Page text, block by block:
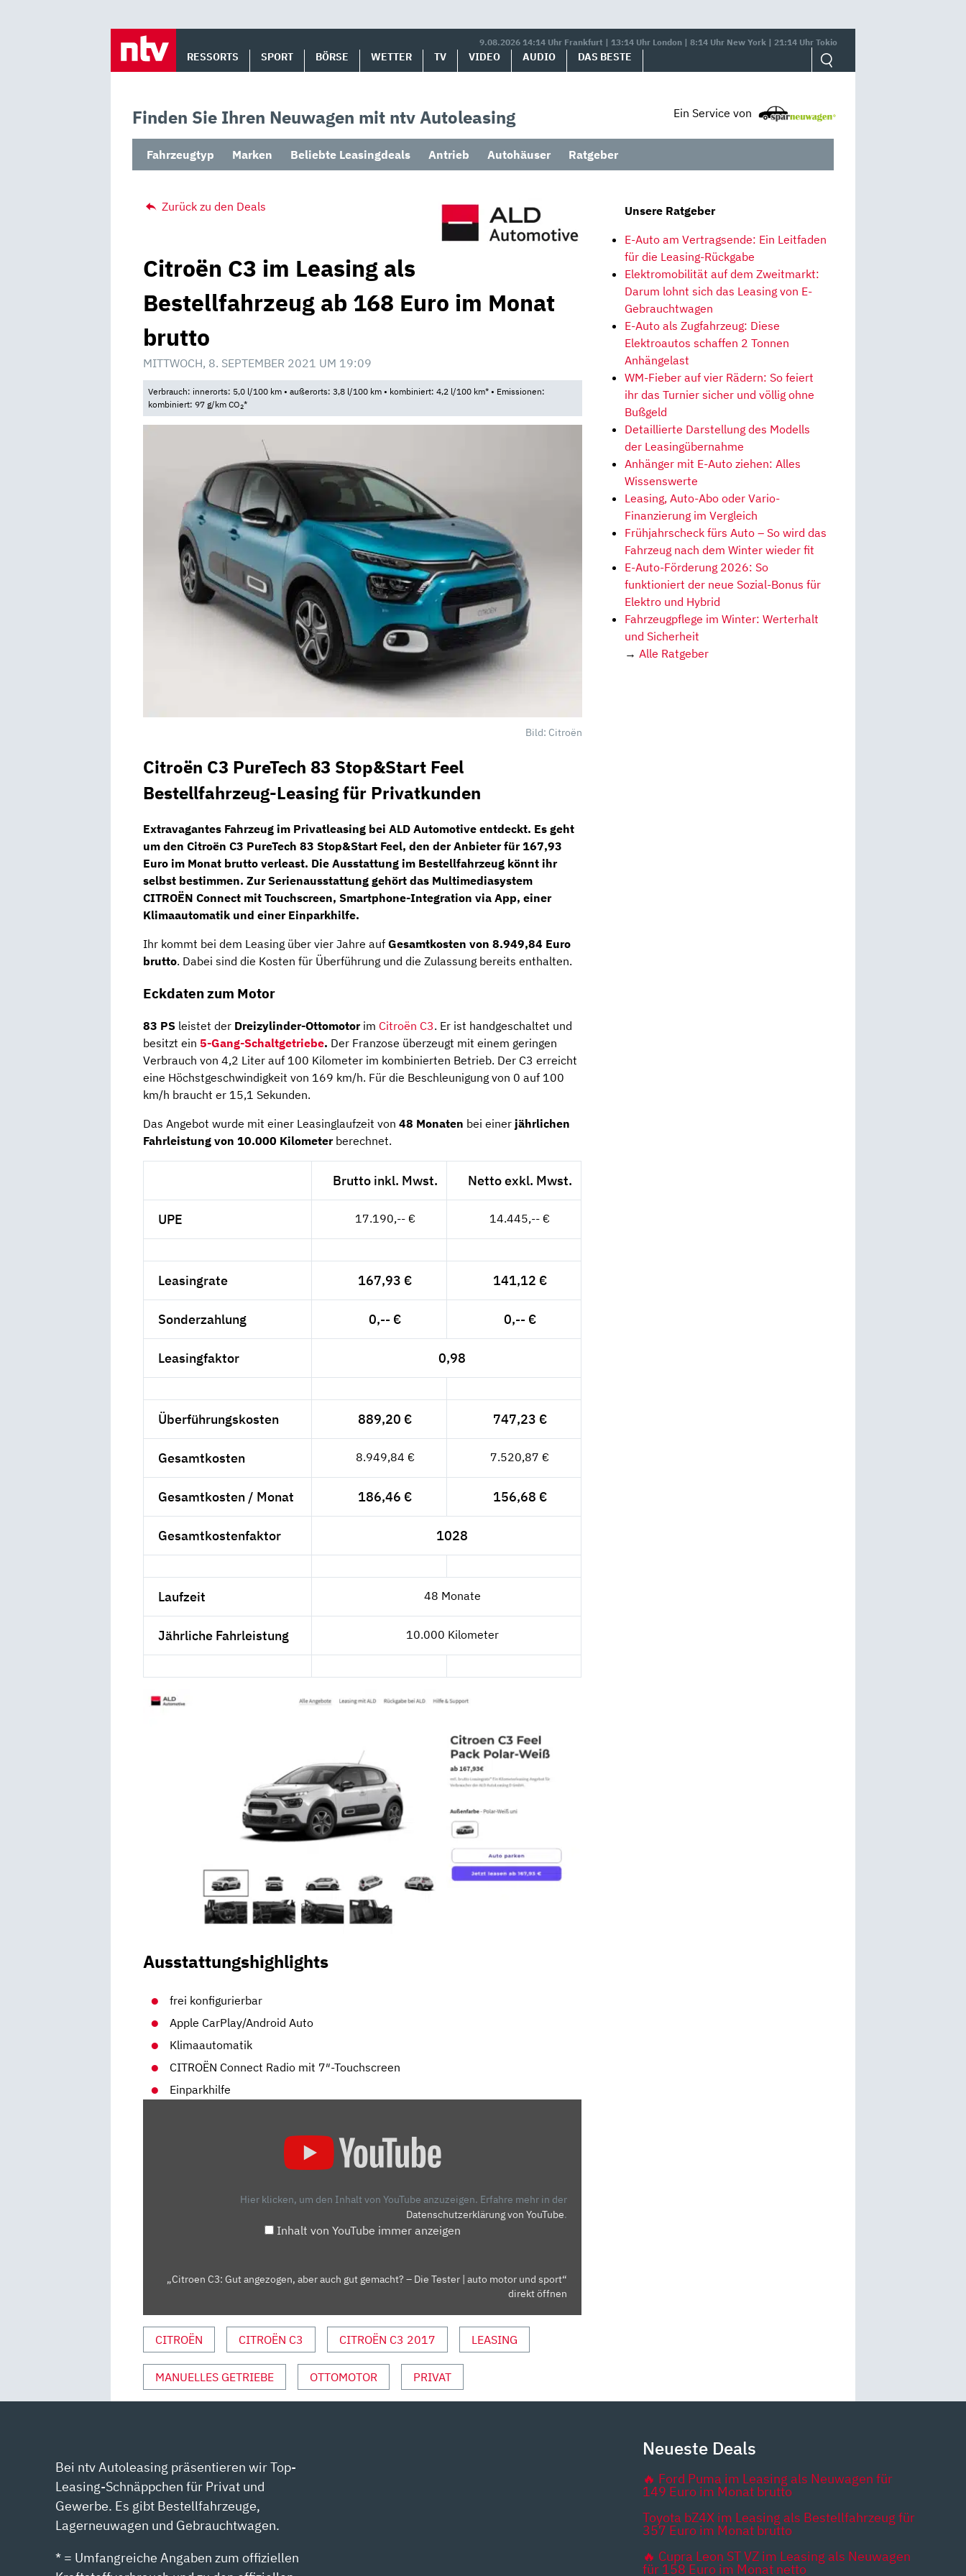
9.08.2026 14:14 Uhr Frankfurt | 13:14 Uhr London | 8:14 Uhr New York | 21:14 Uhr Tokio
RESSORTS SPORT BÖRSE WETTER TV VIDEO AUDIO DAS BESTE
Finden Sie Ihren Neuwagen mit ntv Autoleasing Ein Service von
Fahrzeugtyp Marken Beliebte Leasingdeals Antrieb Autohäuser Ratgeber
Zurück zu den Deals
Citroën C3 im Leasing als
Bestellfahrzeug ab 168 Euro im Monat
brutto
MITTWOCH, 8. SEPTEMBER 2021 UM 19:09
Verbrauch: innerorts: 5,0 l/100 km • außerorts: 3,8 l/100 km • kombiniert: 4,2 l/100 km* • Emissionen:
kombiniert: 97 g/km CO2*
Bild: Citroën
Citroën C3 PureTech 83 Stop&Start Feel
Bestellfahrzeug-Leasing für Privatkunden
Extravagantes Fahrzeug im Privatleasing bei ALD Automotive entdeckt. Es geht
um den Citroën C3 PureTech 83 Stop&Start Feel, den der Anbieter für167,93
Euro im Monat brutto verleast. Die Ausstattung im Bestellfahrzeug könnt ihr
selbst bestimmen. Zur Serienausstattung gehört das Multimediasystem
CITROËN Connect mit Touchscreen, Smartphone-Integration via App, einer
Klimaautomatik und einer Einparkhilfe.
Ihr kommt bei dem Leasing über vier Jahre auf Gesamtkosten von 8.949,84 Euro
brutto. Dabei sind die Kosten für Überführung und die Zulassung bereits enthalten.
Eckdaten zum Motor
83 PS leistet der Dreizylinder-Ottomotorim Citroën C3. Er ist handgeschaltet und
besitzt ein 5-Gang-Schaltgetriebe. Der Franzose überzeugt mit einem geringen
Verbrauch von 4,2 Liter auf 100 Kilometer im kombinierten Betrieb. Der C3 erreicht
eine Höchstgeschwindigkeit von 169 km/h. Für die Beschleunigung von 0 auf 100
km/h braucht er 15,1 Sekunden.
Das Angebot wurde mit einer Leasinglaufzeit von 48 Monaten bei einer jährlichen
Fahrleistung von 10.000 Kilometerberechnet.
Brutto inkl. Mwst. Netto exkl. Mwst.
UPE 17.190,-- € 14.445,-- €
Leasingrate 167,93 € 141,12 €
Sonderzahlung 0,-- € 0,-- €
Leasingfaktor 0,98
Überführungskosten 889,20 € 747,23 €
Gesamtkosten 8.949,84 € 7.520,87 €
Gesamtkosten / Monat 186,46 € 156,68 €
Gesamtkostenfaktor 1028
Laufzeit 48 Monate
Jährliche Fahrleistung 10.000 Kilometer
Ausstattungshighlights
frei konfigurierbar
Apple CarPlay/Android Auto
Klimaautomatik
CITROËN Connect Radio mit 7″-Touchscreen
Einparkhilfe
TESTER
AUTO
MOTOR
UND
SPORT“
VON
YOUTUBE
Hier klicken, um den Inhalt von YouTube anzuzeigen. Erfahre mehr in der
Datenschutzerklärung von YouTube.
Inhalt von YouTube immer anzeigen
„Citroen C3: Gut angezogen, aber auch gut gemacht? – Die Tester | auto motor und sport“
direkt öffnen
CITROËN CITROËN C3 CITROËN C3 2017 LEASING
MANUELLES GETRIEBE OTTOMOTOR PRIVAT
Unsere Ratgeber
E-Auto am Vertragsende: Ein Leitfaden
für die Leasing-Rückgabe
Elektromobilität auf dem Zweitmarkt:
Darum lohnt sich das Leasing von E-
Gebrauchtwagen
E-Auto als Zugfahrzeug: Diese
Elektroautos schaffen 2 Tonnen
Anhängelast
WM-Fieber auf vier Rädern: So feiert
ihr das Turnier sicher und völlig ohne
Bußgeld
Detaillierte Darstellung des Modells
der Leasingübernahme
Anhänger mit E-Auto ziehen: Alles
Wissenswerte
Leasing, Auto-Abo oder Vario-
Finanzierung im Vergleich
Frühjahrscheck fürs Auto – So wird das
Fahrzeug nach dem Winter wieder fit
E-Auto-Förderung 2026: So
funktioniert der neue Sozial-Bonus für
Elektro und Hybrid
Fahrzeugpflege im Winter: Werterhalt
und Sicherheit
→ Alle Ratgeber
Bei ntv Autoleasing präsentieren wir Top-
Leasing-Schnäppchen für Privat und
Gewerbe. Es gibt Bestellfahrzeuge,
Lagerneuwagen und Gebrauchtwagen.
* = Umfangreiche Angaben zum offiziellen
Neueste Deals
🔥 Ford Puma im Leasing als Neuwagen für
149 Euro im Monat brutto
Toyota bZ4X im Leasing als Bestellfahrzeug für
357 Euro im Monat brutto
🔥 Cupra Leon ST VZ im Leasing als Neuwagen
für 158 Euro im Monat netto